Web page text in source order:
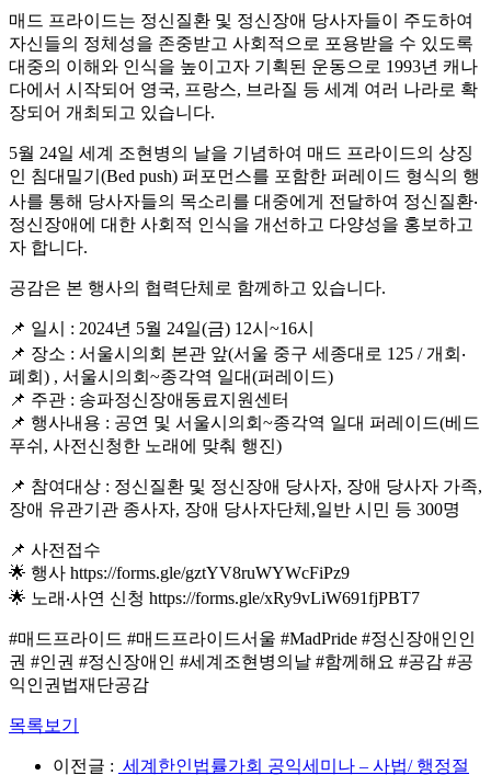
매드 프라이드는 정신질환 및 정신장애 당사자들이 주도하여
자신들의 정체성을 존중받고 사회적으로 포용받을 수 있도록
대중의 이해와 인식을 높이고자 기획된 운동으로 1993년 캐나
다에서 시작되어 영국, 프랑스, 브라질 등 세계 여러 나라로 확
장되어 개최되고 있습니다.
5월 24일 세계 조현병의 날을 기념하여 매드 프라이드의 상징
인 침대밀기(Bed push) 퍼포먼스를 포함한 퍼레이드 형식의 행
사를 통해 당사자들의 목소리를 대중에게 전달하여 정신질환‧
정신장애에 대한 사회적 인식을 개선하고 다양성을 홍보하고
자 합니다.
공감은 본 행사의 협력단체로 함께하고 있습니다.
📌 일시 : 2024년 5월 24일(금) 12시~16시
📌 장소 : 서울시의회 본관 앞(서울 중구 세종대로 125 / 개회‧
폐회) , 서울시의회~종각역 일대(퍼레이드)
📌 주관 : 송파정신장애동료지원센터
📌 행사내용 : 공연 및 서울시의회~종각역 일대 퍼레이드(베드
푸쉬, 사전신청한 노래에 맞춰 행진)
📌 참여대상 : 정신질환 및 정신장애 당사자, 장애 당사자 가족,
장애 유관기관 종사자, 장애 당사자단체,일반 시민 등 300명
📌 사전접수
🌟 행사 https://forms.gle/gztYV8ruWYWcFiPz9
🌟 노래‧사연 신청 https://forms.gle/xRy9vLiW691fjPBT7
#매드프라이드 #매드프라이드서울 #MadPride #정신장애인인
권 #인권 #정신장애인 #세계조현병의날 #함께해요 #공감 #공
익인권법재단공감
목록보기
이전글 : 세계한인법률가회 공익세미나 – 사법/ 행정절